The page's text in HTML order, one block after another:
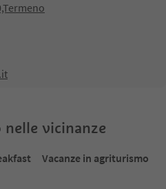
vicinanze
Vacanze in agriturismo